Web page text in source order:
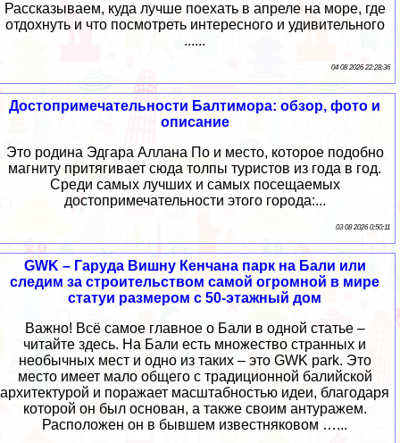
Рассказываем, куда лучше поехать в апреле на море, где
отдохнуть и что посмотреть интересного и удивительного
......
04 08 2026 22:28:36
Достопримечательности Балтимора: обзор, фото и
описание
Это родина Эдгара Аллана По и место, которое подобно
магниту притягивает сюда толпы туристов из года в год.
Среди самых лучших и самых посещаемых
достопримечательности этого города:...
03 08 2026 0:50:11
GWK – Гаруда Вишну Кенчана парк на Бали или
следим за строительством самой огромной в мире
статуи размером с 50-этажный дом
Важно! Всё самое главное о Бали в одной статье –
читайте здесь. На Бали есть множество странных и
необычных мест и одно из таких – это GWK park. Это
место имеет мало общего с традиционной балийской
архитектурой и поражает масштабностью идеи, благодаря
которой он был основан, а также своим антуражем.
Расположен он в бывшем известняковом …...